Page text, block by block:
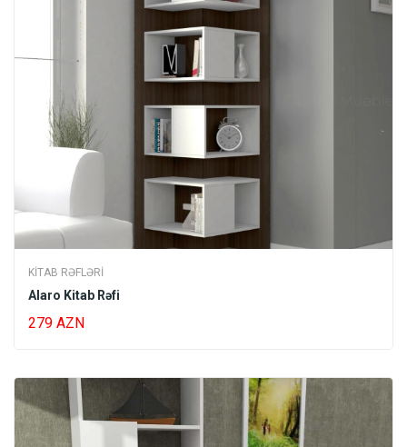
arasındadır. Şüşəli rəflər estetik olaraq xoş görüntü yaradır.
Klassik tərzdə istehsal olunan rəflər bir çox mebellərlə
uyğunlaşdığı üçün risksiz seçimlərdən sayılmaqdadır.
Evlərlə yanaşı ofislərdə də istifadə olunan kitab rəfləri ofis
daxilində səliqəli və gözəl görünüşün əldə olunması üçün
istifadə edilir.
KITAB RƏFLƏRI
Alaro Kitab Rəfi
279 AZN